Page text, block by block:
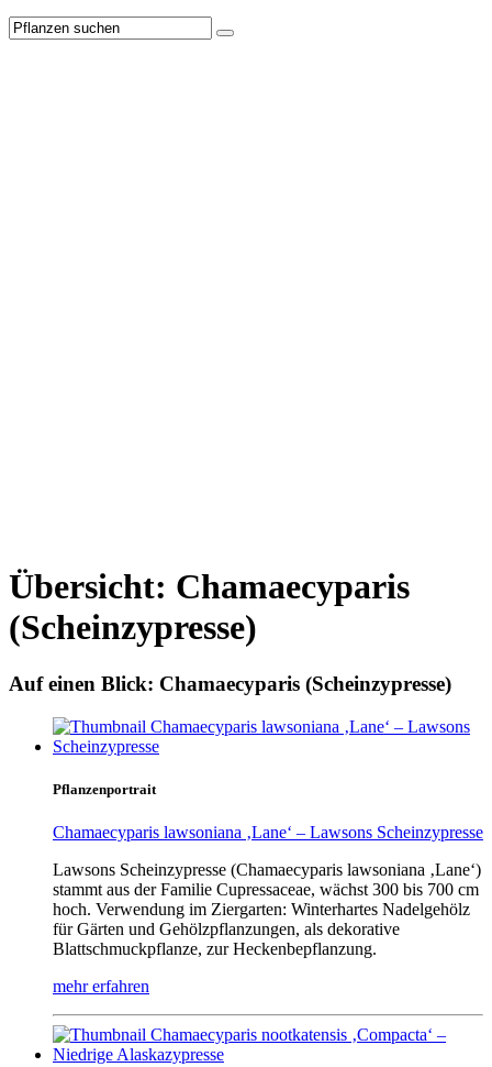
Übersicht: Chamaecyparis
(Scheinzypresse)
Auf einen Blick: Chamaecyparis (Scheinzypresse)
Pflanzenportrait
Chamaecyparis lawsoniana ‚Lane‘ – Lawsons Scheinzypresse
Lawsons Scheinzypresse (Chamaecyparis lawsoniana ‚Lane‘)
stammt aus der Familie Cupressaceae, wächst 300 bis 700 cm
hoch. Verwendung im Ziergarten: Winterhartes Nadelgehölz
für Gärten und Gehölzpflanzungen, als dekorative
Blattschmuckpflanze, zur Heckenbepflanzung.
mehr erfahren